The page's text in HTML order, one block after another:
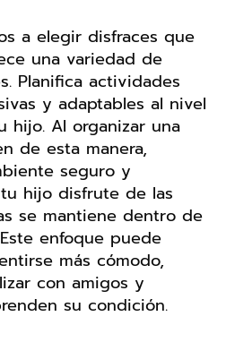
a elegir disfraces que
una variedad de
Planifica actividades
y adaptables al nivel
Al organizar una
de esta manera,
seguro y
hijo disfrute de las
se mantiene dentro de
enfoque puede
más cómodo,
con amigos y
su condición.